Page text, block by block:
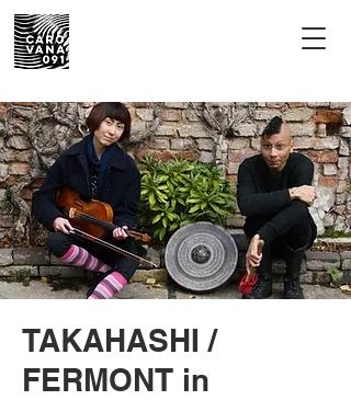
TAKAHASHI /
FERMONT in